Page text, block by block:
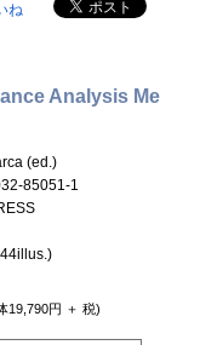
ね
Analysis Me
(ed.)
85051-1
19,790円 ＋ 税)